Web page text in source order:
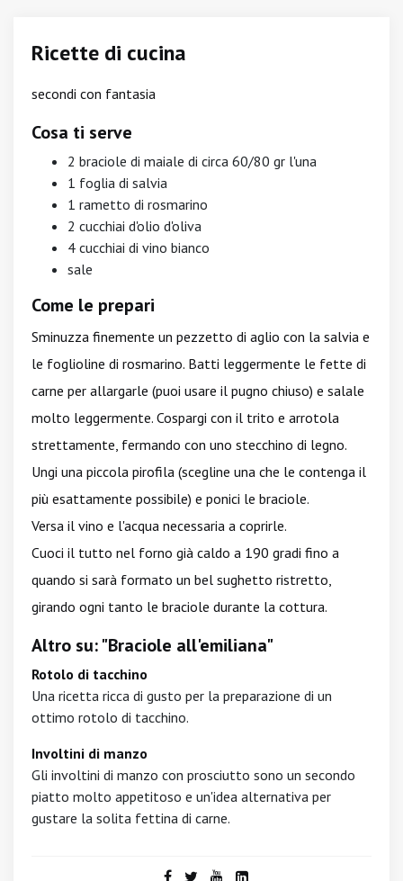
Ricette di cucina
secondi con fantasia
Cosa ti serve
2 braciole di maiale di circa 60/80 gr l'una
1 foglia di salvia
1 rametto di rosmarino
2 cucchiai d'olio d'oliva
4 cucchiai di vino bianco
sale
Come le prepari
Sminuzza finemente un pezzetto di aglio con la salvia e
le foglioline di rosmarino. Batti leggermente le fette di
carne per allargarle (puoi usare il pugno chiuso) e salale
molto leggermente. Cospargi con il trito e arrotola
strettamente, fermando con uno stecchino di legno.
Ungi una piccola pirofila (scegline una che le contenga il
più esattamente possibile) e ponici le braciole.
Versa il vino e l'acqua necessaria a coprirle.
Cuoci il tutto nel forno già caldo a 190 gradi fino a
quando si sarà formato un bel sughetto ristretto,
girando ogni tanto le braciole durante la cottura.
Altro su: "Braciole all'emiliana"
Rotolo di tacchino
Una ricetta ricca di gusto per la preparazione di un
ottimo rotolo di tacchino.
Involtini di manzo
Gli involtini di manzo con prosciutto sono un secondo
piatto molto appetitoso e un'idea alternativa per
gustare la solita fettina di carne.